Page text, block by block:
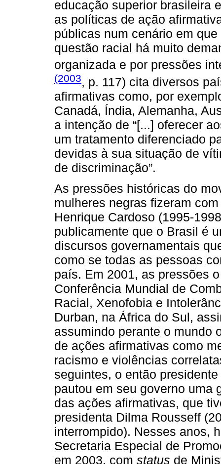
educação superior brasileira
as políticas de ação
públicas num cenário em
questão racial há muito
organizada e por pressões
(2003, p. 117) cita diversos
afirmativas como, por
Canadá, Índia, Alemanha,
a intenção de “[...] oferecer
um tratamento diferenciado
devidas à sua situação de
de discriminação”.
As pressões históricas do
mulheres negras fizeram
Henrique Cardoso (1995-
publicamente que o Brasil é
discursos governamentais
como se todas as pessoas
país. Em 2001, as pressões
Conferência Mundial de
Racial, Xenofobia e
Durban, na África do Sul,
assumindo perante o mundo
de ações afirmativas como
racismo e violências
seguintes, o então
pautou em seu governo uma
das ações afirmativas, que
presidenta Dilma Rousseff
interrompido). Nesses anos,
Secretaria Especial de
em 2003, com status de